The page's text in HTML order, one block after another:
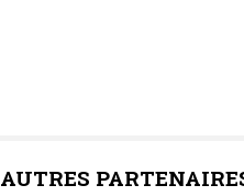
AUTRES